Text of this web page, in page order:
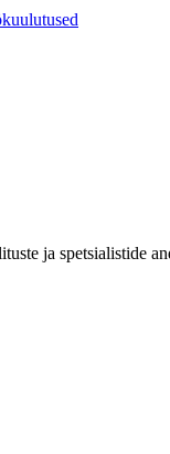
ja spetsialistide